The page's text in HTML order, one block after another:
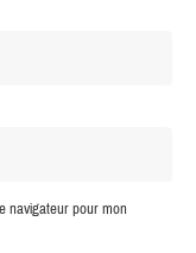
navigateur pour mon